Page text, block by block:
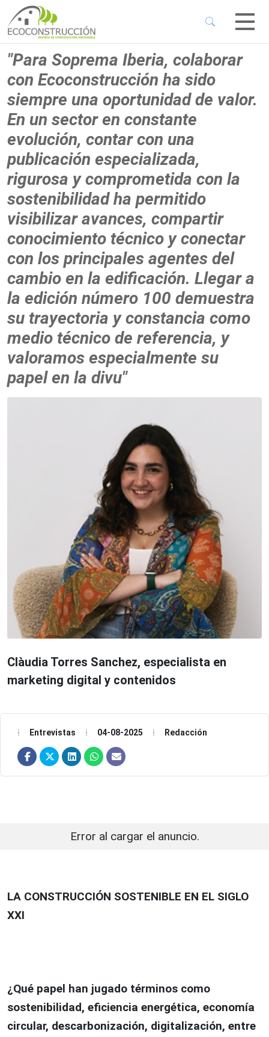
Menu
Menu
Menu
"Para Soprema Iberia, colaborar
con Ecoconstrucción ha sido
siempre una oportunidad de valor.
En un sector en constante
evolución, contar con una
publicación especializada,
rigurosa y comprometida con la
sostenibilidad ha permitido
visibilizar avances, compartir
conocimiento técnico y conectar
con los principales agentes del
cambio en la edificación. Llegar a
la edición número 100 demuestra
su trayectoria y constancia como
medio técnico de referencia, y
valoramos especialmente su
papel en la divu"
Clàudia Torres Sanchez, especialista en
marketing digital y contenidos
Entrevistas 04-08-2025 Redacción
Error al cargar el anuncio.
LA CONSTRUCCIÓN SOSTENIBLE EN EL SIGLO
XXI
¿Qué papel han jugado términos como
sostenibilidad, eficiencia energética, economía
circular, descarbonización, digitalización, entre